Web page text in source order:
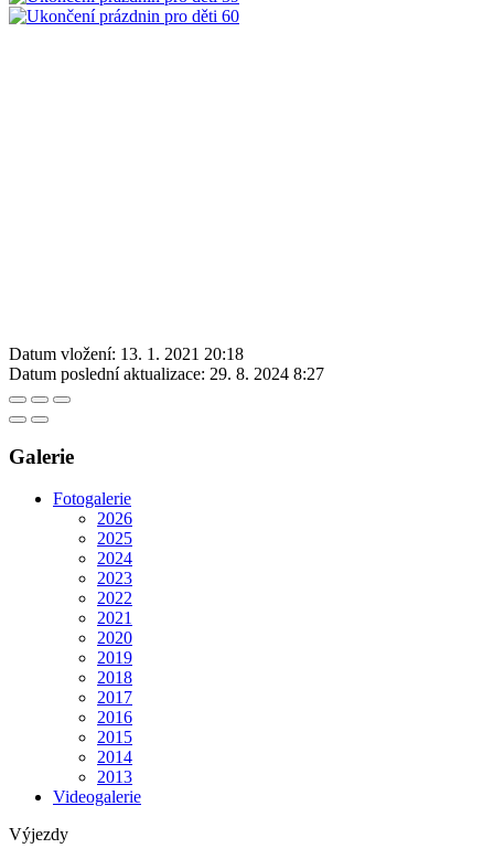
Datum vložení: 13. 1. 2021 20:18
Datum poslední aktualizace: 29. 8. 2024 8:27
Galerie
Fotogalerie
2026
2025
2024
2023
2022
2021
2020
2019
2018
2017
2016
2015
2014
2013
Videogalerie
Výjezdy